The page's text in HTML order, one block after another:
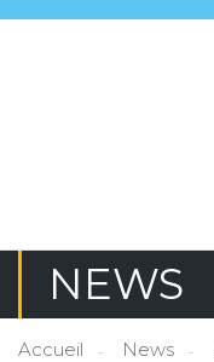
NEWS
Accueil News